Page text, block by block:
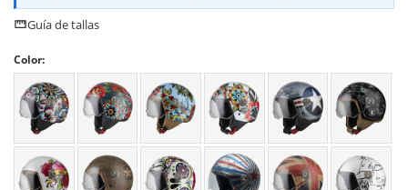
Guía de tallas
Color: